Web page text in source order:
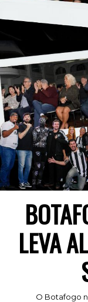
LEVA
O Botafogo